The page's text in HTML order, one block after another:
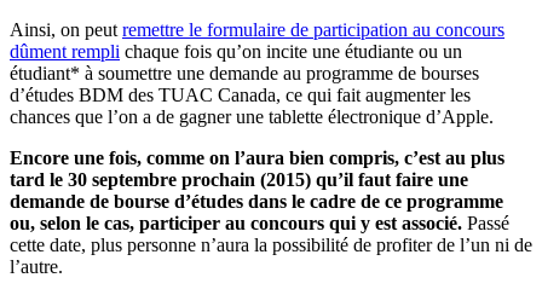
Ainsi, on peut remettre le formulaire de participation au concours
dûment rempli chaque fois qu’on incite une étudiante ou un
étudiant* à soumettre une demande au programme de bourses
d’études BDM des TUAC Canada, ce qui fait augmenter les
chances que l’on a de gagner une tablette électronique d’Apple.
Encore une fois, comme on l’aura bien compris, c’est au plus
tard le 30 septembre prochain (2015) qu’il faut faire une
demande de bourse d’études dans le cadre de ce programme
ou, selon le cas, participer au concours qui y est associé. Passé
cette date, plus personne n’aura la possibilité de profiter de l’un ni de
l’autre.